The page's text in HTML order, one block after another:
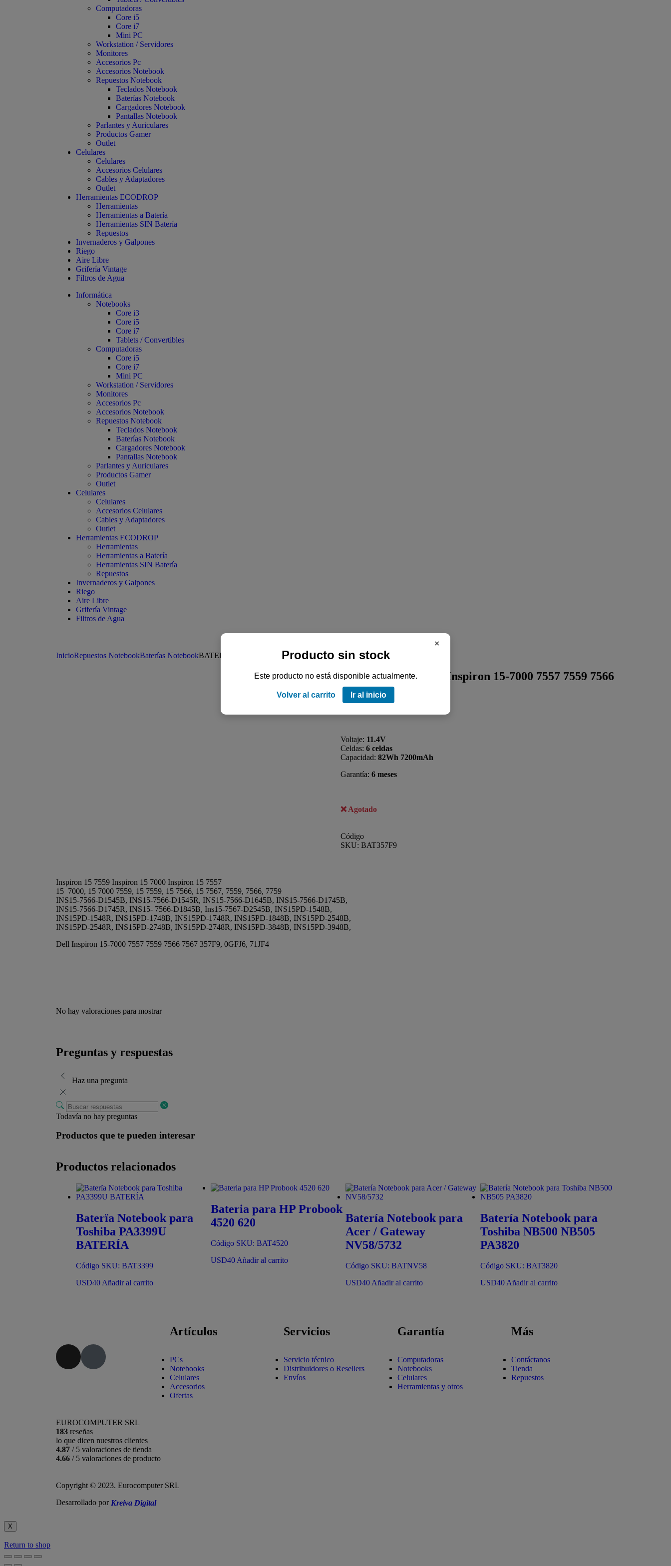
Computadoras
Core i5
Core i7
Mini PC
Workstation / Servidores
Monitores
Accesorios Pc
Accesorios Notebook
Repuestos Notebook
Teclados Notebook
Baterías Notebook
Cargadores Notebook
Pantallas Notebook
Parlantes y Auriculares
Productos Gamer
Outlet
Celulares
Celulares
Accesorios Celulares
Cables y Adaptadores
Outlet
Herramientas ECODROP
Herramientas
Herramientas a Batería
Herramientas SIN Batería
Repuestos
Invernaderos y Galpones
Riego
Aire Libre
Grifería Vintage
Filtros de Agua
Informática
Notebooks
Core i3
Core i5
Core i7
Tablets / Convertibles
Computadoras
Core i5
Core i7
Mini PC
Workstation / Servidores
Monitores
Accesorios Pc
Accesorios Notebook
Repuestos Notebook
Teclados Notebook
Baterías Notebook
Cargadores Notebook
Pantallas Notebook
Parlantes y Auriculares
Productos Gamer
Outlet
Celulares
Celulares
Accesorios Celulares
Cables y Adaptadores
Outlet
Herramientas ECODROP
Herramientas
Herramientas a Batería
Herramientas SIN Batería
Repuestos
Invernaderos y Galpones
Riego
Aire Libre
Grifería Vintage
Filtros de Agua
InicioRepuestos NotebookBaterías NotebookBATERIA para Dell Inspiron 15-7000 7557 7559 7566
BATERIA para Dell Inspiron 15-7000 7557 7559 7566
USD79
Voltaje: 11.4V
Celdas: 6 celdas
Capacidad: 82Wh 7200mAh
Garantía: 6 meses
Agotado
Código
SKU: BAT357F9
Inspiron 15 7559 Inspiron 15 7000 Inspiron 15 7557
15 7000, 15 7000 7559, 15 7559, 15 7566, 15 7567, 7559, 7566, 7759
INS15-7566-D1545B, INS15-7566-D1545R, INS15-7566-D1645B, INS15-7566-D1745B,
INS15-7566-D1745R, INS15- 7566-D1845B, Ins15-7567-D2545B, INS15PD-1548B,
INS15PD-1548R, INS15PD-1748B, INS15PD-1748R, INS15PD-1848B, INS15PD-2548B,
INS15PD-2548R, INS15PD-2748B, INS15PD-2748R, INS15PD-3848B, INS15PD-3948B,
Dell Inspiron 15-7000 7557 7559 7566 7567 357F9, 0GFJ6, 71JF4
No hay valoraciones para mostrar
Preguntas y respuestas
Haz una pregunta
Todavía no hay preguntas
Productos que te pueden interesar
Productos relacionados
Baterïa Notebook para
Toshiba PA3399U
BATERÍA
Código SKU: BAT3399
USD40Añadir al carrito
Bateria para HP Probook
4520 620
Código SKU: BAT4520
USD40Añadir al carrito
Batería Notebook para
Acer / Gateway
NV58/5732
Código SKU: BATNV58
USD40Añadir al carrito
Batería Notebook para
Toshiba NB500 NB505
PA3820
Código SKU: BAT3820
USD40Añadir al carrito
Artículos
PCs
Notebooks
Celulares
Accesorios
Ofertas
Servicios
Servicio técnico
Distribuidores o Resellers
Envíos
Garantía
Computadoras
Notebooks
Celulares
Herramientas y otros
Más
Contáctanos
Tienda
Repuestos
EUROCOMPUTER SRL
183 reseñas
lo que dicen nuestros clientes
4.87 / 5 valoraciones de tienda
4.66 / 5 valoraciones de producto
Copyright © 2023. Eurocomputer SRL
Desarrollado porKreiva Digital
X
Return to shop
×
Producto sin stock
Este producto no está disponible actualmente.
Volver al carrito Ir al inicio